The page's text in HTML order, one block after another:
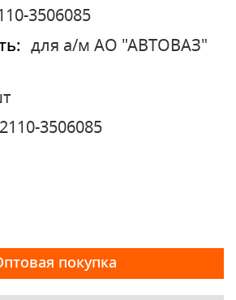
3506085
для а/м АО "АВТОВАЗ"
2110-3506085
покупка